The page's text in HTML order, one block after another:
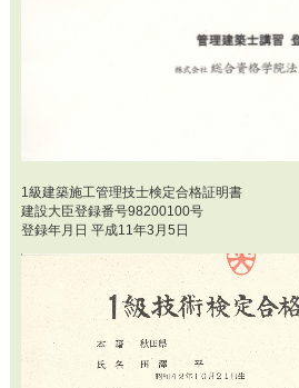
1級建築施工管理技士検定合格証明書
建設大臣登録番号98200100号
登録年月日 平成11年3月5日